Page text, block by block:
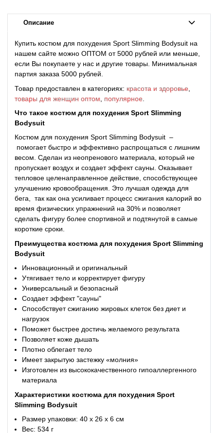
Описание
Купить костюм для похудения Sport Slimming Bodysuit на
нашем сайте можно ОПТОМ от 5000 рублей или меньше,
если Вы покупаете у нас и другие товары. Минимальная
партия заказа 5000 рублей.
Товар предоставлен в категориях: красота и здоровье
товары для женщин оптом
популярное
Что такое костюм для похудения Sport Slimming
Bodysuit
Костюм для похудения Sport Slimming Bodysuit –
помогает быстро и эффективно распрощаться с лишним
весом. Сделан из неопренового материала, который не
пропускает воздух и создает эффект сауны. Оказывает
тепловое целенаправленное действие, способствующее
улучшению кровообращения. Это лучшая одежда для
бега, так как она усиливает процесс сжигания калорий во
время физических упражнений на 30% и позволяет
сделать фигуру более спортивной и подтянутой в самые
короткие сроки.
Преимущества костюма для похудения Sport Slimming
Bodysuit
Инновационный и оригинальный
Утягивает тело и корректирует фигуру
Универсальный и безопасный
Создает эффект "сауны"
Способствует сжиганию жировых клеток без диет и
нагрузок
Поможет быстрее достичь желаемого результата
Позволяет коже дышать
Плотно облегает тело
Имеет закрытую застежку «молния»
Изготовлен из высококачественного гипоаллергенного
материала
Характеристики костюма для похудения Sport
Slimming Bodysuit
Размер упаковки: 40 х 26 х 6 см
Вес: 534 г